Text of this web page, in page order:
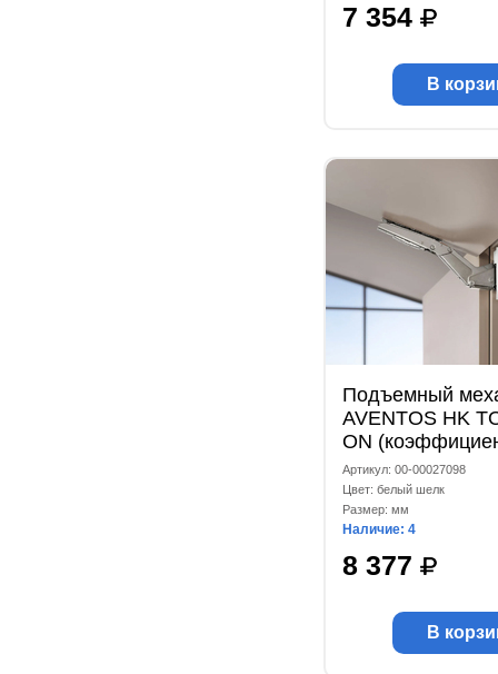
7 354
В
Подъемный
AVENTOS HK
ON
мощности 930-
шелк
Артикул: 00-00027098
Цвет: белый шелк
Размер: мм
Наличие: 4
8 377
В